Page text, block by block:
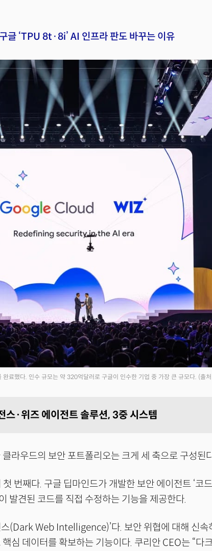
글 ‘TPU 8t·8i’ AI 인프라 판도 바꾸는 이유
료했다. 인수 규모는 약 320억달러로 구글이 인수한 기업 중 가장 큰 규모다. (출
스·위즈 에이전트 솔루션, 3중 시스템
라우드의 보안 포트폴리오는 크게 세 축으로 구성된
번째다. 구글 딥마인드가 개발한 보안 에이전트 ‘코
발견된 코드를 직접 수정하는 기능을 제공한다.
스(Dark Web Intelligence)’다. 보안 위협에 대해 신속
심 데이터를 확보하는 기능이다. 쿠리안 CEO는 “다